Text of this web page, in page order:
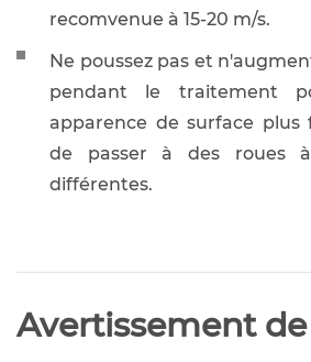
recomvenue à 15-20 m/s.
Ne poussez pas et
pendant le traitement
apparence de surface plus
de passer à des roues
différentes.
Avertissement